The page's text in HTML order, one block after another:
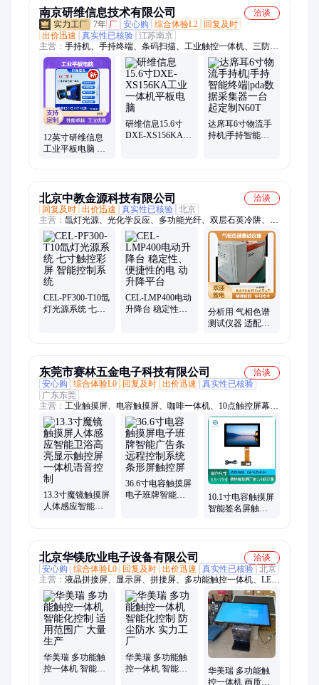
南京研维信息技术有限公司
洽谈
7年 厂 安心购 综合体验L2
回复及时
出价迅速
真实性已核验 江苏南京
主营： 手持机、手持终端、条码扫描、工业触控一体机、三防平
板电脑、加固平板电脑、加固笔记本、加固笔记本电脑、三防笔
记本电脑、三防笔记本、工业一体机、工业平板电脑、军工笔记
本、手持终端PDA、手持数据采集器、触摸屏工控机、手持工业
平板电脑、工业pad、固定式扫码器、视觉扫码器、大视野扫码
器、RFID手持终端、二维码手持机、工业电脑、工业计算机、
触摸屏工业电脑
12英寸研维信息
工业平板电脑 嵌
研维信息15.6寸
DXE-XS156KA工
达席耳6寸物流手
持机|手持智能终
北京中教金源科技有限公司
洽谈
回复及时 出价迅速 真实性已核验 北京
主营： 氙灯光源、光化学反应、多功能光纤、双层石英冷阱、气
相色谱仪、光电反应釜、长弧氙灯、4A方斑、光热协同、光诱
导合成、光化学反应釜、石英冷阱、恒压进样仪、微型反应釜、
内照光化学反应器、升降台、多功能光纤光源、太阳光模拟器、
光纤光源、模拟日光、光化学反应仪、LED光源、汞灯光源、微
型反应系统
CEL-PF300-T10氙
灯光源系统 七寸
CEL-LMP400电动
升降台 稳定性、
分析用 气相色谱
测试仪器 适配多
东莞市赛林五金电子科技有限公司
洽谈
安心购
综合体验L0 回复及时 出价迅速
真实性已核验
广东东莞
主营： 工业触摸屏、电容触摸屏、咖啡一体机、10点触控屏幕、
工控查询触控面板、工业触控一体机、电容触控屏、数控机床触
控屏、自助售货机触控屏、高亮触摸显示器、21.5寸电容触摸
屏、全贴合窄边框触摸显示、安卓系统触摸一体机、10.1寸触摸
一体机、工业级电容触摸屏、触摸显示器、电容触摸屏工控一体
机、窄边电容触摸屏、18.5寸触摸显示器、嵌入式工控一体机、
17寸电容触摸屏、12.5寸电容触摸屏、36.6寸电容触摸屏
13.3寸魔镜触摸屏
人体感应智能卫
36.6寸电容触摸屏
电子班牌智能广
10.1寸电容触摸屏
智能签名屏触控
北京华镁欣业电子设备有限公司
洽谈
安心购
综合体验L0 回复及时 出价迅速 真实性已核验 北京
主营： 液晶拼接屏、显示屏、拼接屏、多功能触控一体机、LED
显示屏、液晶显示屏、LED全彩屏、裸眼3D、壁挂广告机、画框
广告机、会议一体机、立式广告机、交互式电子白板、平板一体
机、斜面一体机、电子升降沙盘、立式红外触摸广告机
华美瑞 多功能触
控一体机 智能化
华美瑞 多功能触
控一体机 智能化
华美瑞 多功能触
控一体机 画质细